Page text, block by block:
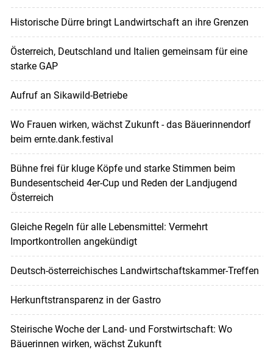
Historische Dürre bringt Landwirtschaft an ihre Grenzen
Österreich, Deutschland und Italien gemeinsam für eine
starke GAP
Aufruf an Sikawild-Betriebe
Wo Frauen wirken, wächst Zukunft - das Bäuerinnendorf
beim ernte.dank.festival
Bühne frei für kluge Köpfe und starke Stimmen beim
Bundesentscheid 4er-Cup und Reden der Landjugend
Österreich
Gleiche Regeln für alle Lebensmittel: Vermehrt
Importkontrollen angekündigt
Deutsch-österreichisches Landwirtschaftskammer-Treffen
Herkunftstransparenz in der Gastro
Steirische Woche der Land- und Forstwirtschaft: Wo
Bäuerinnen wirken, wächst Zukunft